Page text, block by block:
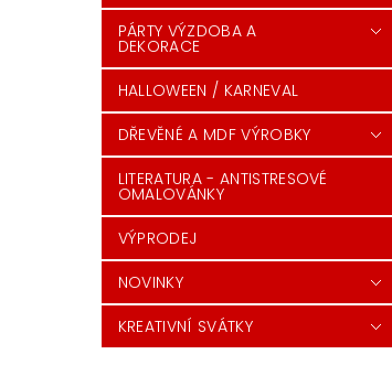
PÁRTY VÝZDOBA A
DEKORACE
HALLOWEEN / KARNEVAL
DŘEVĚNÉ A MDF VÝROBKY
LITERATURA - ANTISTRESOVÉ
OMALOVÁNKY
VÝPRODEJ
NOVINKY
KREATIVNÍ SVÁTKY